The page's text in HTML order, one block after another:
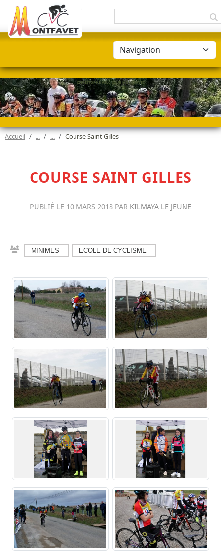
CHRISTOPHE VÉLO CLUB MONTFAVET
Accueil Course Saint Gilles
COURSE SAINT GILLES
PUBLIÉ LE 10 MARS 2018 PAR KILMAYA LE JEUNE
MINIMES ECOLE DE CYCLISME
Panneau de gestion des cookies